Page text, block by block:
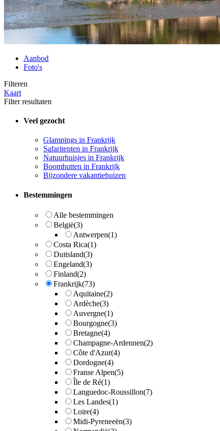
Aanbod
Foto's
Filteren
Kaart
Filter resultaten
Veel gezocht
Glampings in Frankrijk
Safaritenten in Frankrijk
Natuurhuisjes in Frankrijk
Boomhutten in Frankrijk
Bijzondere vakantiehuizen
Bestemmingen
Alle bestemmingen
België(3)
Antwerpen(1)
Costa Rica(1)
Duitsland(3)
Engeland(3)
Finland(2)
Frankrijk(73)
Aquitaine(2)
Ardèche(3)
Auvergne(1)
Bourgogne(3)
Bretagne(4)
Champagne-Ardennen(2)
Côte d'Azur(4)
Dordogne(4)
Franse Alpen(5)
Île de Ré(1)
Languedoc-Roussillon(7)
Les Landes(1)
Loire(4)
Midi-Pyreneeën(3)